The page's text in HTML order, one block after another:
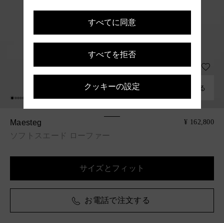
すべてに同意
すべてを拒否
クッキーの設定 組み合わせる
Maesteg
ソフトスエード ローファー
¥ 162,800
サイズとフィット
お電話で注文する